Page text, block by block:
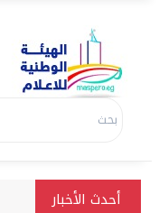
أحدث الأخبار